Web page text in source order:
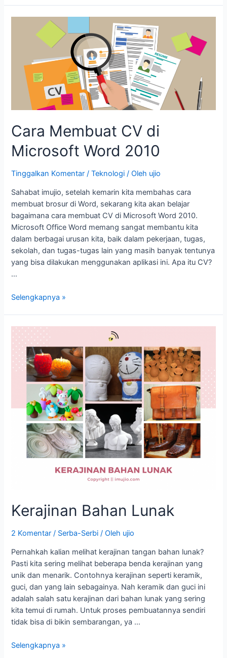
Cara Membuat CV di
Microsoft Word 2010
Tinggalkan Komentar /Teknologi / Oleh ujio
Sahabat imujio, setelah kemarin kita membahas cara
membuat brosur di Word, sekarang kita akan belajar
bagaimana cara membuat CV di Microsoft Word 2010.
Microsoft Office Word memang sangat membantu kita
dalam berbagai urusan kita, baik dalam pekerjaan, tugas,
sekolah, dan tugas-tugas lain yang masih banyak tentunya
yang bisa dilakukan menggunakan aplikasi ini. Apa itu CV?
…
Membuat
Microsoft
Word
2010
Selengkapnya »
Kerajinan Bahan Lunak
2 Komentar / Serba-Serbi / Oleh ujio
Pernahkah kalian melihat kerajinan tangan bahan lunak?
Pasti kita sering melihat beberapa benda kerajinan yang
unik dan menarik. Contohnya kerajinan seperti keramik,
guci, dan yang lain sebagainya. Nah keramik dan guci ini
adalah salah satu kerajinan dari bahan lunak yang sering
kita temui di rumah. Untuk proses pembuatannya sendiri
tidak bisa di bikin sembarangan, ya …
Kerajinan
Bahan
Lunak
Selengkapnya »